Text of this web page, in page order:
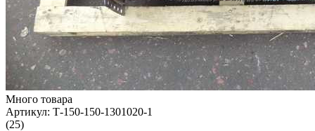
Много товара
Артикул: Т-150-150-1301020-1
(25)